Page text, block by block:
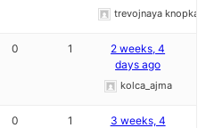
trevojnaya knopka
0 1
2 weeks, 4
days ago
kolca_ajma
0 1
3 weeks, 4